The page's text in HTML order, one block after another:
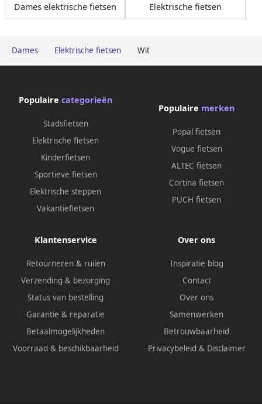
Dames Elektrische fietsen Wit
Dames elektrische fietsen Elektrische fietsen
Populaire categorieën
Stadsfietsen
Elektrische fietsen
Kinderfietsen
Sportieve fietsen
Elektrische steppen
Vakantiefietsen
Populaire merken
Popal fietsen
Vogue fietsen
ALTEC fietsen
Cortina fietsen
PUCH fietsen
Klantenservice
Retourneren & ruilen
Verzending & bezorging
Status van bestelling
Garantie & reparatie
Betaalmogelijkheden
Voorraad & beschikbaarheid
Over ons
Inspiratie blog
Contact
Over ons
Samenwerken
Betrouwbaarheid
Privacybeleid & Disclaimer